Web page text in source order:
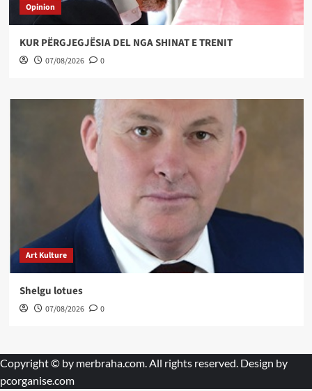
Opinion
KUR PËRGJEGJËSIA DEL NGA SHINAT E TRENIT
07/08/2026 0
Art Kulture
Shelgu lotues
07/08/2026 0
Copyright © by merbraha.com. All rights reserved. Design by
pcorganise.com